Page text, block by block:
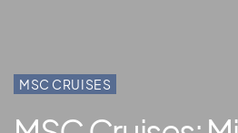
MSC CRUISES